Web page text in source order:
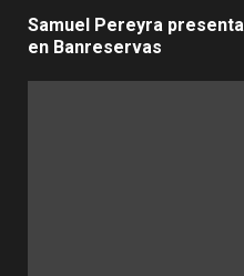
Samuel Pereyra
en Banreservas